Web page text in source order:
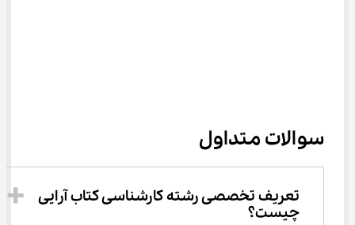
سوالات متداول
تعریف تخصصی رشته کارشناسی کتاب آرایی
چیست؟